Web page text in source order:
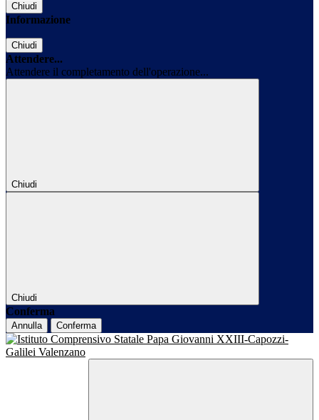
Chiudi
Informazione
Chiudi
Attendere...
Attendere il completamento dell'operazione...
Chiudi
Chiudi
Conferma
Annulla Conferma